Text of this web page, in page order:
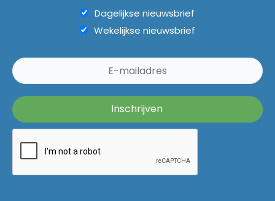
Dagelijkse nieuwsbrief
Wekelijkse nieuwsbrief